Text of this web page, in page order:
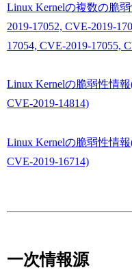
Linux Kernelの複数の脆
2019-17052, CVE-2019-
17054, CVE-2019-17055,
Linux Kernelの脆弱性情報
CVE-2019-14814)
Linux Kernelの脆弱性情報
CVE-2019-16714)
一次情報源